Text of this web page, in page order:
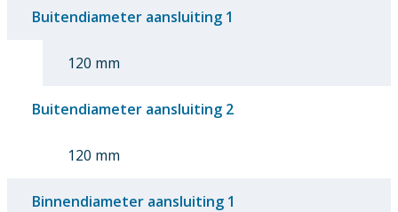
Buitendiameter aansluiting 1
120 mm
Buitendiameter aansluiting 2
120 mm
Binnendiameter aansluiting 1